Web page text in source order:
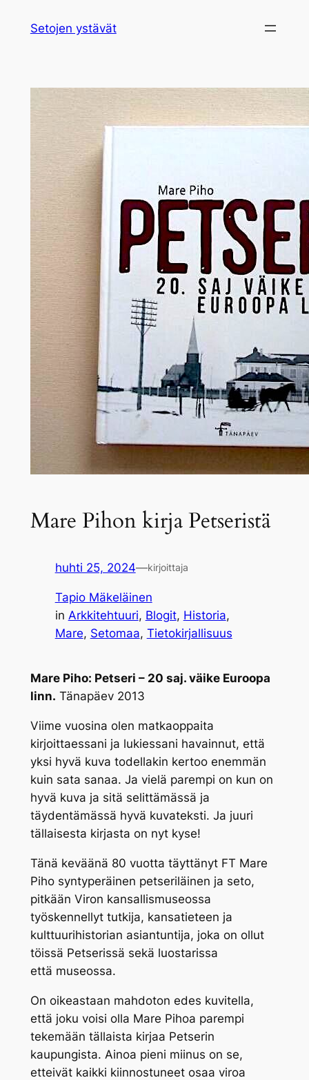
sisältöön
Setojen ystävät
Mare Pihon kirja Petseristä
huhti 25, 2024—kirjoittaja
Tapio Mäkeläinen
in Arkkitehtuuri, Blogit, Historia
Mare, Setomaa, Tietokirjallisuus
Mare Piho: Petseri – 20 saj. väike Euroopa
linn. Tänapäev 2013
Viime vuosina olen matkaoppaita
kirjoittaessani ja lukiessani havainnut, että
yksi hyvä kuva todellakin kertoo enemmän
kuin sata sanaa. Ja vielä parempi on kun on
hyvä kuva ja sitä selittämässä ja
täydentämässä hyvä kuvateksti. Ja juuri
tällaisesta kirjasta on nyt kyse!
Tänä keväänä 80 vuotta täyttänyt FT Mare
Piho syntyperäinen petseriläinen ja seto,
pitkään Viron kansallismuseossa
työskennellyt tutkija, kansatieteen ja
kulttuurihistorian asiantuntija, joka on ollut
töissä Petserissä sekä luostarissa
että museossa.
On oikeastaan mahdoton edes kuvitella,
että joku voisi olla Mare Pihoa parempi
tekemään tällaista kirjaa Petserin
kaupungista. Ainoa pieni miinus on se,
etteivät kaikki kiinnostuneet osaa viroa